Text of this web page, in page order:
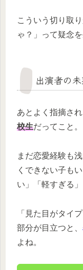
こういう切り取
ゃ？」って疑念
出演者の
あとよく指摘さ
校生だってこと。
まだ恋愛経験も
くできない子も
い」「軽すぎる
「見た目がタイ
部分が目立つと、
よね。